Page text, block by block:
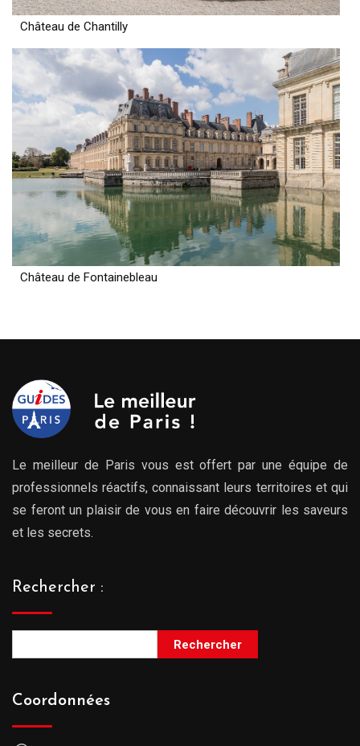
Château de Chantilly
Château de Fontainebleau
Le meilleur de Paris vous est offert par une équipe de
professionnels réactifs, connaissant leurs territoires et qui
se feront un plaisir de vous en faire découvrir les saveurs
et les secrets.
Rechercher :
Rechercher
Coordonnées